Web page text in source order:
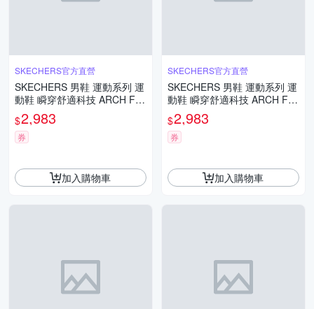
SKECHERS官方直營
SKECHERS 男鞋 運動系列 運
動鞋 瞬穿舒適科技 ARCH FIT
2.0(232712CCYL)
$2,983
券
加入購物車
SKECHERS官方直營
SKECHERS 男鞋 運動系列 運
動鞋 瞬穿舒適科技 ARCH FIT
2.0(232712NVRD)
$2,983
券
加入購物車